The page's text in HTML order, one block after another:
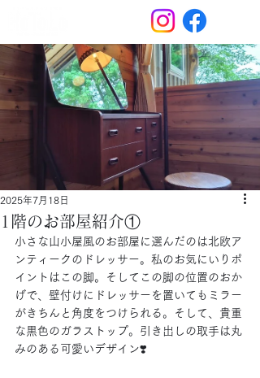
1階のお部屋紹介①
2025年7月18日
小さな山小屋風のお部屋に選んだのは北欧ア
ンティークのドレッサー。私のお気にいりポ
イントはこの脚。そしてこの脚の位置のおか
げで、壁付けにドレッサーを置いてもミラー
がきちんと角度をつけられる。そして、貴重
な黒色のガラストップ。引き出しの取手は丸
みのある可愛いデザイン❣️